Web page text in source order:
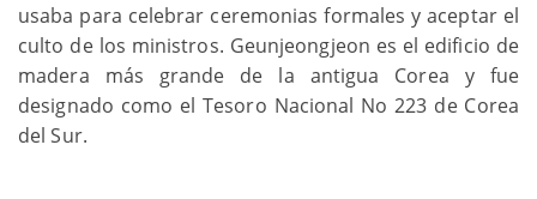
usaba para celebrar ceremonias formales y aceptar el
culto de los ministros. Geunjeongjeon es el edificio de
madera más grande de la antigua Corea y fue
designado como el Tesoro Nacional No 223 de Corea
del Sur.